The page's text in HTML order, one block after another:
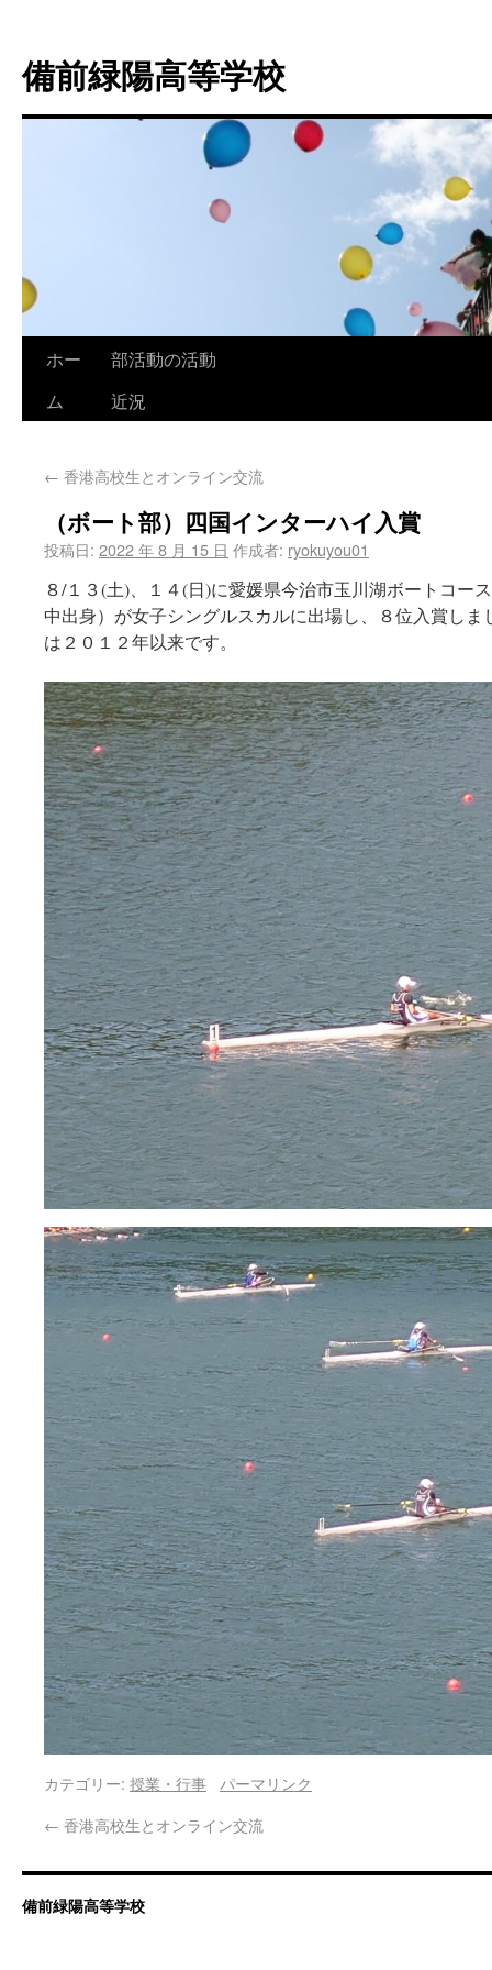
備前緑陽高等学校
ホー
ム
部活動の活動
近況
← 香港高校生とオンライン交流
（ボート部）四国インターハイ入賞
投稿日: 2022 年 8 月 15 日 作成者: ryokuyou01
８/１３(土)、１４(日)に愛媛県今治市玉川湖ボートコー
中出身）が女子シングルスカルに出場し、８位入賞し
は２０１２年以来です。
カテゴリー: 授業・行事
パーマリンク
← 香港高校生とオンライン交流
備前緑陽高等学校